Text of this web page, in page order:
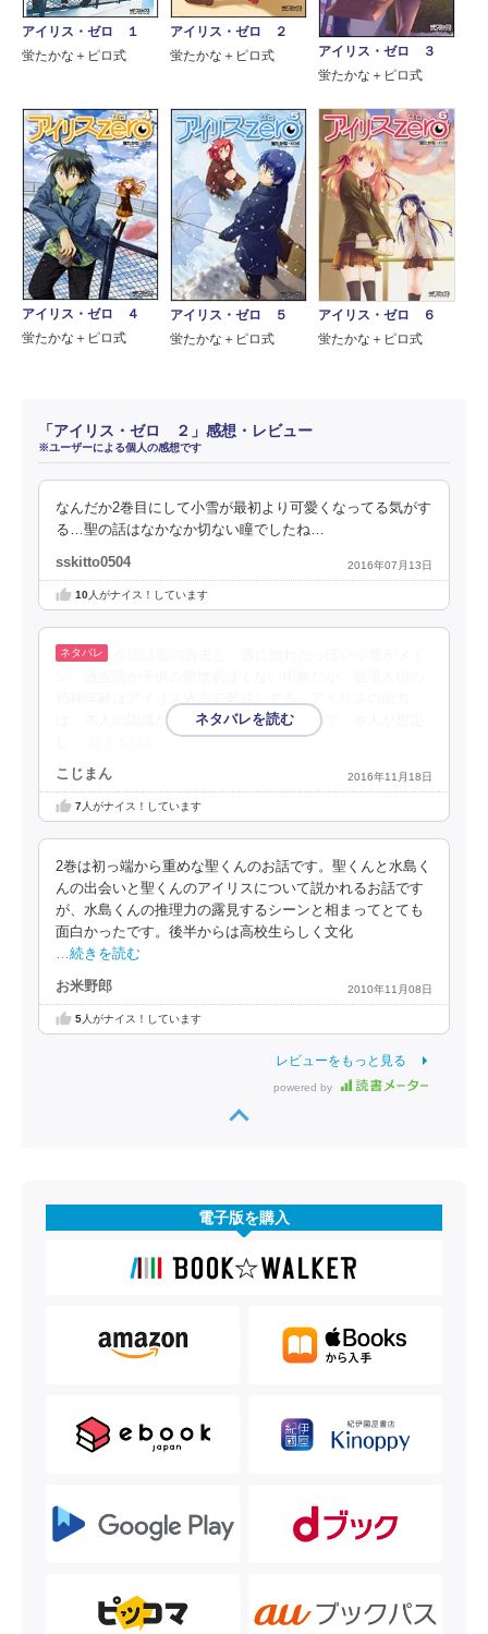
アイリス・ゼロ １
蛍たかな＋ピロ式
アイリス・ゼロ ２
蛍たかな＋ピロ式
アイリス・ゼロ ３
蛍たかな＋ピロ式
アイリス・ゼロ ４
蛍たかな＋ピロ式
アイリス・ゼロ ５
蛍たかな＋ピロ式
アイリス・ゼロ ６
蛍たかな＋ピロ式
「アイリス・ゼロ ２」感想・レビュー
※ユーザーによる個人の感想です
なんだか2巻目にして小雪が最初より可愛くなってる気がす
る…聖の話はなかなか切ない瞳でしたね…
sskitto0504 2016年07月13日
10人がナイス！しています
は、本人の認識が強く印象付けられてるので、本人が想定
こじまん 2016年11月18日
7人がナイス！しています
2巻は初っ端から重めな聖くんのお話です。聖くんと水島く
んの出会いと聖くんのアイリスについて説かれるお話です
が、水島くんの推理力の露見するシーンと相まってとても
面白かったです。後半からは高校生らしく文化
…続きを読む
お米野郎 2010年11月08日
5人がナイス！しています
レビューをもっと見る
powered by
電子版を購入